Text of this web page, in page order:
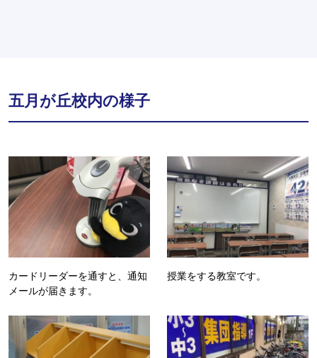
五月が丘校内の様子
カードリーダーを通すと、通知
メールが届きます。
授業をする教室です。